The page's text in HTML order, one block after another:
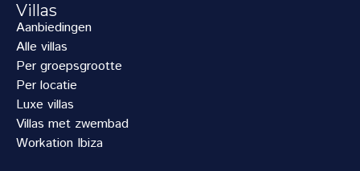
Villas
Aanbiedingen
Alle villas
Per groepsgrootte
Per locatie
Luxe villas
Villas met zwembad
Workation Ibiza